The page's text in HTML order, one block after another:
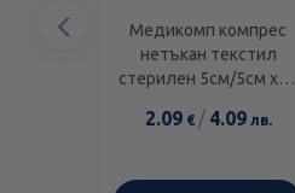
Медикомп компрес
нетъкан текстил
стерилен 5см/5см х50
2.09€ / 4.09лв.
Предишен
елемент